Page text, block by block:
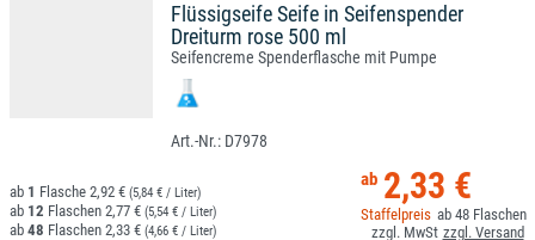
Flüssigseife Seife in Seifenspender
Dreiturm rose 500 ml
Seifencreme Spenderflasche mit Pumpe
D7978
2,33 €
48
1 2,92 € (5,84 € / Liter)
12 2,77 € (5,54 € / Liter)
48 2,33 € (4,66 € / Liter)